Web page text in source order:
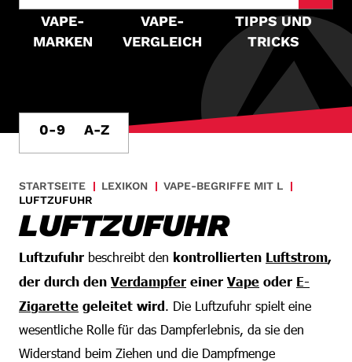
VAPE-
MARKEN
VAPE-
VERGLEICH
TIPPS UND
TRICKS
0-9 A-Z
STARTSEITE LEXIKON
VAPE-BEGRIFFE MIT L
LUFTZUFUHR
LUFTZUFUHR
Luftzufuhr beschreibt den kontrollierten Luftstrom,
der durch den Verdampfer einer Vape oder E-
Zigarette geleitet wird. Die Luftzufuhr spielt eine
wesentliche Rolle für das Dampferlebnis, da sie den
Widerstand beim Ziehen und die Dampfmenge